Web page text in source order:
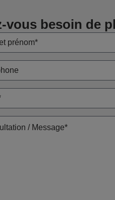
vous besoin de